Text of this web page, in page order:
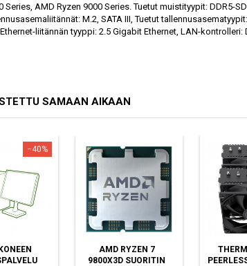
Series, AMD Ryzen 9000 Series. Tuetut muistityypit:
M.2, SATA III, Tuetut
liitännän tyyppi: 2.5 Gigabit Ethernet, LAN-
SAMAAN AIKAAN
−40%
AMD RYZEN 7
9800X3D SUORITIN